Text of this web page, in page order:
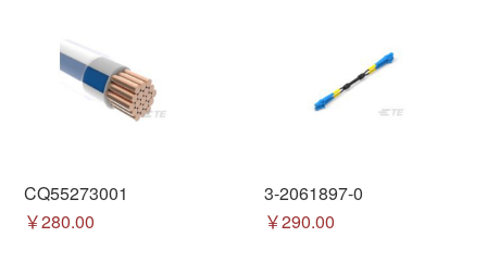
CQ55273001
￥280.00
3-2061897-0
￥290.00